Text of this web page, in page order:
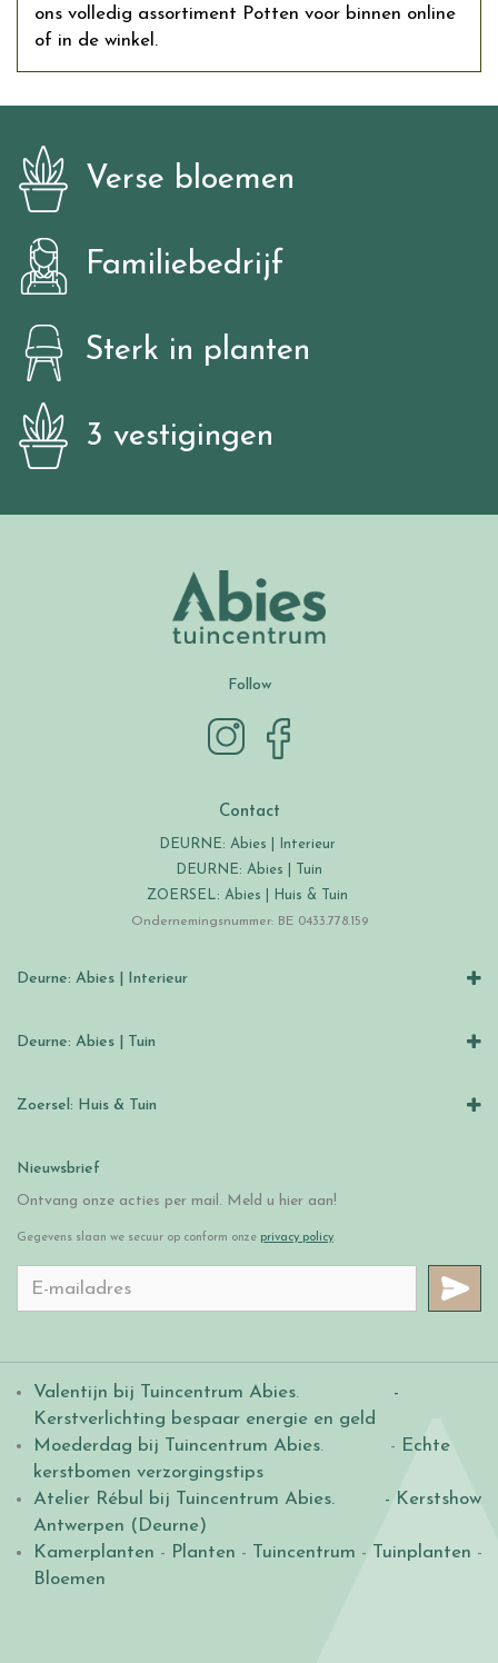
ons volledig assortiment Potten voor binnen online
of in de winkel.
Verse bloemen
Familiebedrijf
Sterk in planten
3 vestigingen
Follow
Contact
DEURNE: Abies | Interieur
DEURNE: Abies | Tuin
ZOERSEL: Abies | Huis & Tuin
Ondernemingsnummer: BE 0433.778.159
Deurne: Abies | Interieur
Deurne: Abies | Tuin
Zoersel: Huis & Tuin
Nieuwsbrief
Ontvang onze acties per mail. Meld u hier aan!
Gegevens slaan we secuur op conform onze privacy policy.
Valentijn bij Tuincentrum Abies.
-
Kerstverlichting bespaar energie en geld
Moederdag bij Tuincentrum Abies. - Echte
kerstbomen verzorgingstips
Atelier Rébul bij Tuincentrum Abies.
- Kerstshow
Antwerpen (Deurne)
Kamerplanten - Planten - Tuincentrum - Tuinplanten -
Bloemen